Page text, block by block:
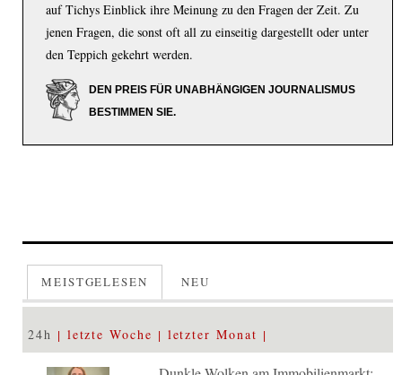
auf Tichys Einblick ihre Meinung zu den Fragen der Zeit. Zu
jenen Fragen, die sonst oft all zu einseitig dargestellt oder unter
den Teppich gekehrt werden.
DEN PREIS FÜR UNABHÄNGIGEN JOURNALISMUS
BESTIMMEN SIE.
MEISTGELESEN NEU
24h letzte Woche letzter Monat